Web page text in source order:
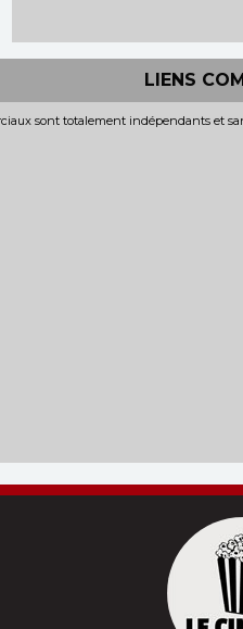
LIENS
sont totalement indépendants et